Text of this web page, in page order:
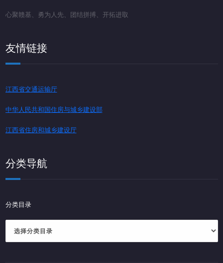
心聚赣基、勇为人先、团结拼搏、开拓进取
友情链接
江西省交通运输厅
中华人民共和国住房与城乡建设部
江西省住房和城乡建设厅
分类导航
分类目录